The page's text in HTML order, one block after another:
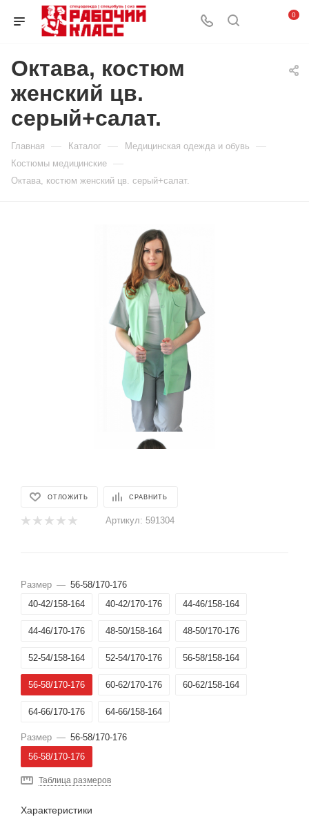
0
Октава, костюм
женский цв.
серый+салат.
Главная — Каталог — Медицинская одежда и обувь —
Костюмы медицинские —
Октава, костюм женский цв. серый+салат.
ОТЛОЖИТЬ СРАВНИТЬ
Артикул: 591304
Размер — 56-58/170-176
40-42/158-164
40-42/170-176 44-46/158-164
44-46/170-176 48-50/158-164 48-50/170-176
52-54/158-164 52-54/170-176 56-58/158-164
56-58/170-176 60-62/170-176 60-62/158-164
64-66/170-176 64-66/158-164
Размер — 56-58/170-176
56-58/170-176
Таблица размеров
Характеристики